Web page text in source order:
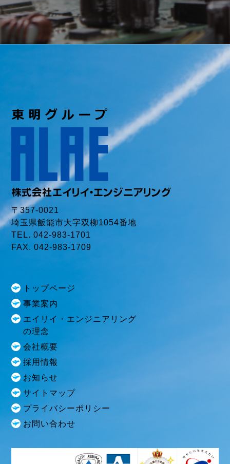
〒357-0021
埼玉県飯能市大字双柳1054番地
TEL. 042-983-1701
FAX. 042-983-1709
トップページ
事業案内
エイリイ・エンジニアリング
の理念
会社概要
採用情報
お知らせ
サイトマップ
プライバシーポリシー
お問い合わせ